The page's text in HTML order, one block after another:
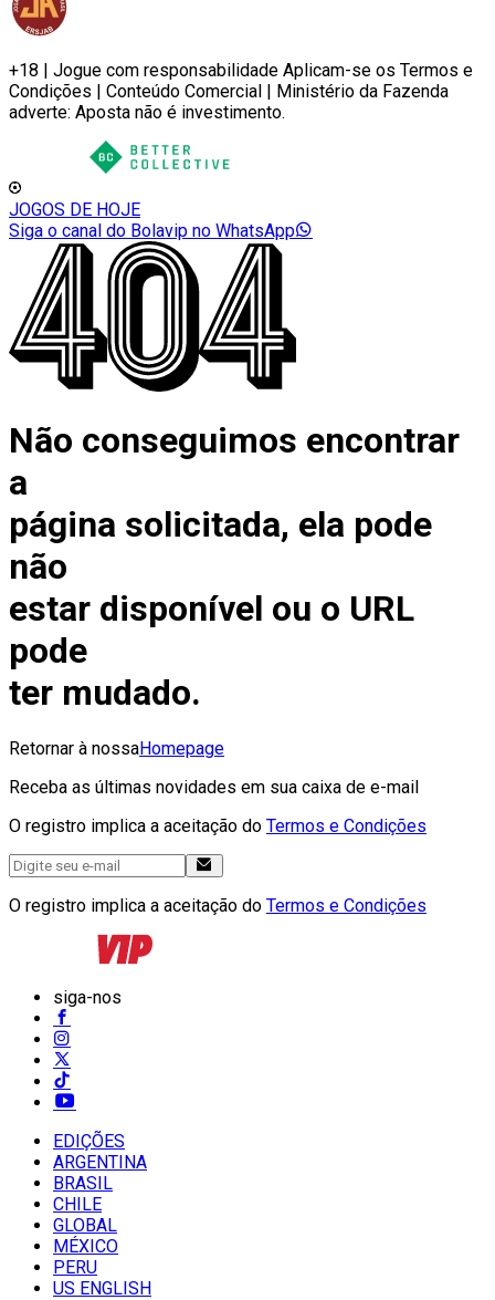
+18 | Jogue com responsabilidade Aplicam-se os Termos e
Condições | Conteúdo Comercial | Ministério da Fazenda
adverte: Aposta não é investimento.
JOGOS DE HOJE
Siga o canal do Bolavip no WhatsApp
Não conseguimos encontrar
a
página solicitada, ela pode
não
estar disponível ou o URL
pode
ter mudado.
Retornar à nossaHomepage
Receba as últimas novidades em sua caixa de e-mail
O registro implica a aceitação do Termos e Condições
O registro implica a aceitação do Termos e Condições
siga-nos
EDIÇÕES
ARGENTINA
BRASIL
CHILE
GLOBAL
MÉXICO
PERU
US ENGLISH